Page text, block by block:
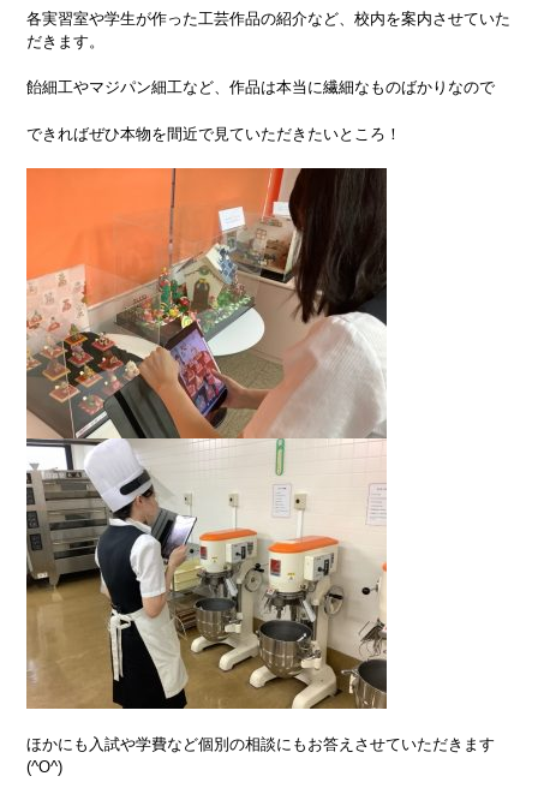
各実習室や学生が作った工芸作品の紹介など、校内を案内させていた
だきます。
飴細工やマジパン細工など、作品は本当に繊細なものばかりなので
できればぜひ本物を間近で見ていただきたいところ！
ほかにも入試や学費など個別の相談にもお答えさせていただきます
(^O^)